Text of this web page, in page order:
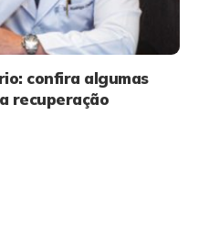
confira algumas
recuperação